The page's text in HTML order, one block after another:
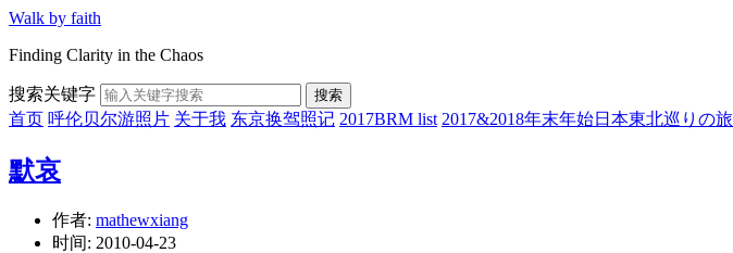
Walk by faith
Finding Clarity in the Chaos
搜索关键字 搜索
首页 呼伦贝尔游照片 关于我 东京换驾照记 2017BRM list 2017&2018年末年始日本東北巡りの旅
默哀
作者: mathewxiang
时间: 2010-04-23